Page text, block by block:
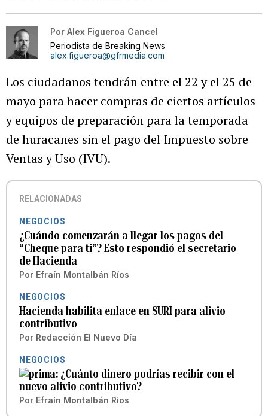
Por Alex Figueroa Cancel
Periodista de Breaking News
alex.figueroa@gfrmedia.com
Los ciudadanos tendrán entre el 22 y el 25 de
mayo para hacer compras de ciertos artículos
y equipos de preparación para la temporada
de huracanes sin el pago del Impuesto sobre
Ventas y Uso (IVU).
RELACIONADAS
NEGOCIOS
¿Cuándo comenzarán a llegar los pagos del
“Cheque para ti”? Esto respondió el secretario
de Hacienda
Por Efraín Montalbán Ríos
NEGOCIOS
Hacienda habilita enlace en SURI para alivio
contributivo
Por Redacción El Nuevo Día
NEGOCIOS
¿Cuánto dinero podrías recibir con el
nuevo alivio contributivo?
Por Efraín Montalbán Ríos